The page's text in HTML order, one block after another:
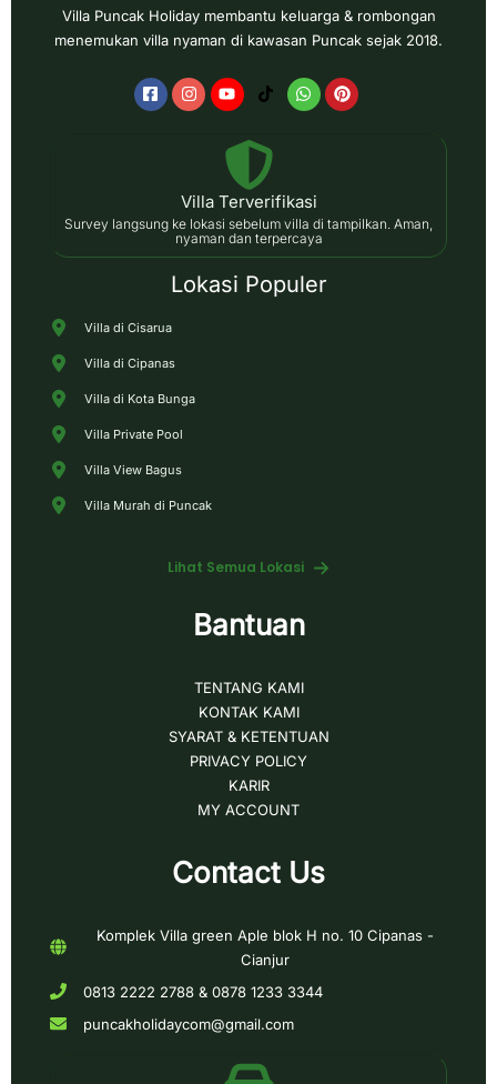
Villa Puncak Holiday membantu keluarga & rombongan
menemukan villa nyaman di kawasan Puncak sejak 2018.
Villa Terverifikasi
Survey langsung ke lokasi sebelum villa di tampilkan. Aman,
nyaman dan terpercaya
Lokasi Populer
Villa di Cisarua
Villa di Cipanas
Villa di Kota Bunga
Villa Private Pool
Villa View Bagus
Villa Murah di Puncak
Lihat Semua Lokasi
Bantuan
TENTANG KAMI
KONTAK KAMI
SYARAT & KETENTUAN
PRIVACY POLICY
KARIR
MY ACCOUNT
Contact Us
Komplek Villa green Aple blok H no. 10 Cipanas -
Cianjur
0813 2222 2788 & 0878 1233 3344
puncakholidaycom@gmail.com